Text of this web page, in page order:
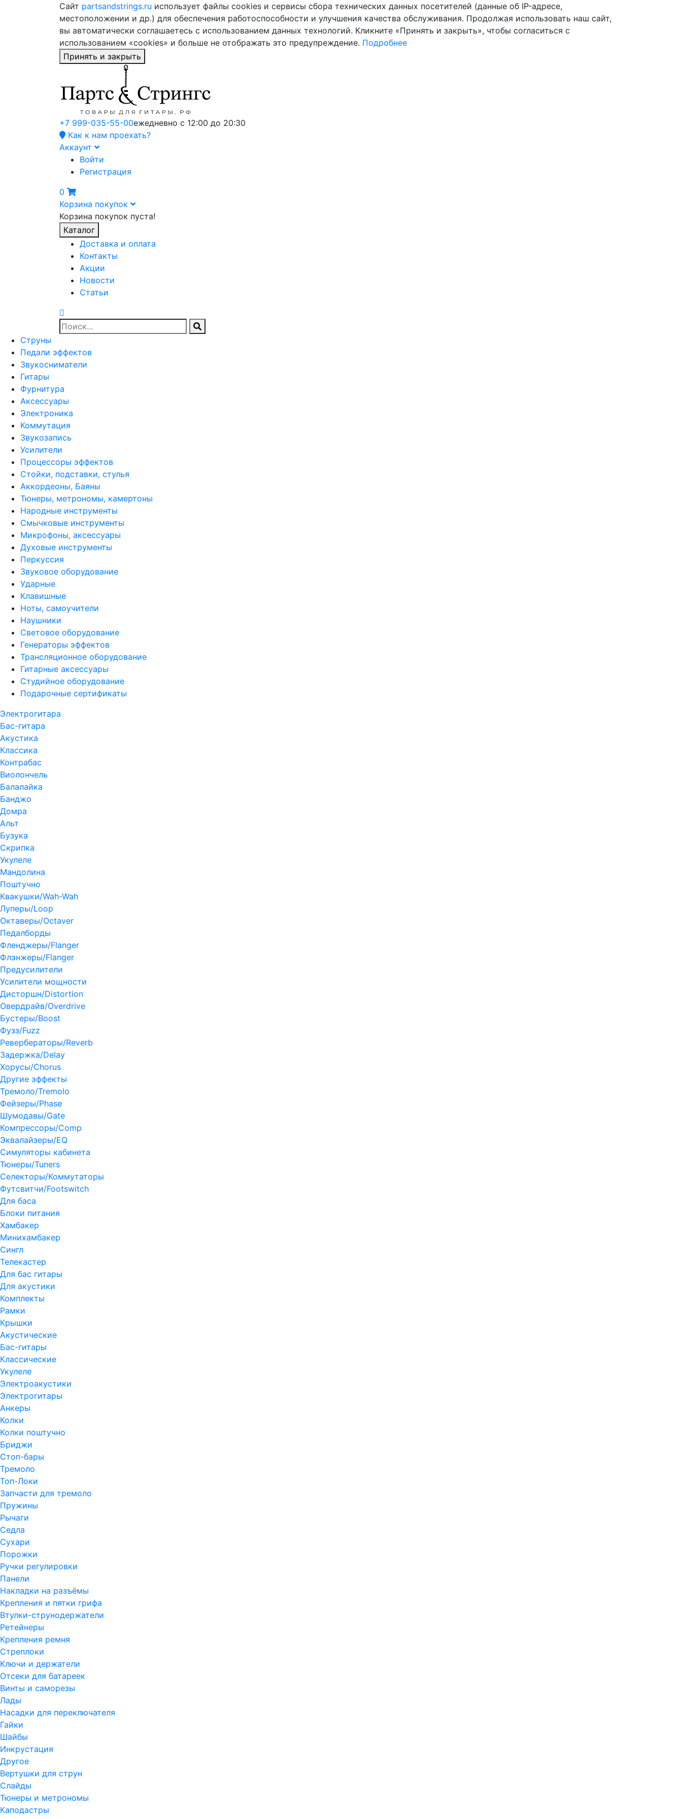
Сайт partsandstrings.ru использует файлы cookies и сервисы сбора технических данных посетителей (данные об IP-адресе,
местоположении и др.) для обеспечения работоспособности и улучшения качества обслуживания. Продолжая использовать наш сайт,
вы автоматически соглашаетесь с использованием данных технологий. Кликните «Принять и закрыть», чтобы согласиться с
использованием «cookies» и больше не отображать это предупреждение. Подробнее
Принять и закрыть
+7 999-035-55-00ежедневно с 12:00 до 20:30
Как к нам проехать?
Аккаунт
Войти
Регистрация
0
Корзина покупок
Корзина покупок пуста!
Каталог
Доставка и оплата
Контакты
Акции
Новости
Статьи
Струны
Педали эффектов
Звукосниматели
Гитары
Фурнитура
Аксессуары
Электроника
Коммутация
Звукозапись
Усилители
Процессоры эффектов
Стойки, подставки, стулья
Аккордеоны, Баяны
Тюнеры, метрономы, камертоны
Народные инструменты
Смычковые инструменты
Микрофоны, аксессуары
Духовые инструменты
Перкуссия
Звуковое оборудование
Ударные
Клавишные
Ноты, самоучители
Наушники
Световое оборудование
Генераторы эффектов
Трансляционное оборудование
Гитарные аксессуары
Студийное оборудование
Подарочные сертификаты
Электрогитара
Бас-гитара
Акустика
Классика
Контрабас
Виолончель
Балалайка
Банджо
Домра
Альт
Бузука
Скрипка
Укулеле
Мандолина
Поштучно
Квакушки/Wah-Wah
Луперы/Loop
Октаверы/Octaver
Педалборды
Фленджеры/Flanger
Флэнжеры/Flanger
Предусилители
Усилители мощности
Дисторшн/Distortion
Овердрайв/Overdrive
Бустеры/Boost
Фузз/Fuzz
Ревербераторы/Reverb
Задержка/Delay
Хорусы/Chorus
Другие эффекты
Тремоло/Tremolo
Фейзеры/Phase
Шумодавы/Gate
Компрессоры/Comp
Эквалайзеры/EQ
Симуляторы кабинета
Тюнеры/Tuners
Селекторы/Коммутаторы
Футсвитчи/Footswitch
Для баса
Блоки питания
Хамбакер
Минихамбакер
Сингл
Телекастер
Для бас гитары
Для акустики
Комплекты
Рамки
Крышки
Акустические
Бас-гитары
Классические
Укулеле
Электроакустики
Электрогитары
Анкеры
Колки
Колки поштучно
Бриджи
Стоп-бары
Тремоло
Топ-Локи
Запчасти для тремоло
Пружины
Рычаги
Седла
Сухари
Порожки
Ручки регулировки
Панели
Накладки на разъёмы
Крепления и пятки грифа
Втулки-струнодержатели
Ретейнеры
Крепления ремня
Стреплоки
Ключи и держатели
Отсеки для батареек
Винты и саморезы
Лады
Насадки для переключателя
Гайки
Шайбы
Инкрустация
Другое
Вертушки для струн
Слайды
Тюнеры и метрономы
Каподастры